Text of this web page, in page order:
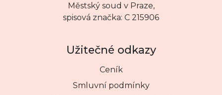
Městský soud v Praze,
spisová značka: C 215906
Užitečné odkazy
Ceník
Smluvní podmínky